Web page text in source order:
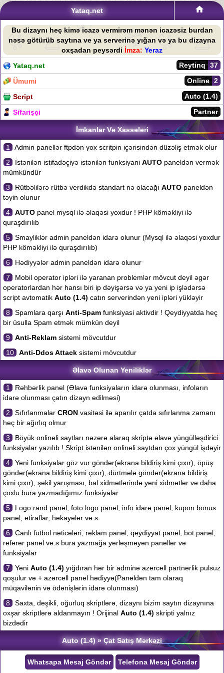
Yataq.net
Bu dizaynı heç kimə icazə vermirəm mənən icazəsiz burdan
nəsə götürüb saytına ve ya serverinə yığan və ya bu dizayna
oxşadan peysərdi İmza: Yeraz
Yataq.net
37
Reytinq
Ümumi
2
Online
Script
Auto (1.4)
Sifarişçi
Partner
İmkanlar Və Xassələri
1
Admin panellər ftpdən yox scritpin içərisindən düzəliş etmək olur
2
İstənilən istifadəçiyə istənilən funksiyani AUTO paneldən vermək
mümkündür
3
Rütbəlilərə rütbə verdikdə standart nə olacağı AUTO paneldən
təyin olunur
4
AUTO panel mysql ilə əlaqəsi yoxdur ! PHP köməkliyi ilə
quraşdırılıb
5
Smayliklər admin paneldən idarə olunur (Mysql ilə əlaqəsi yoxdur
PHP köməkliyi ilə quraşdırılıb)
6
Hədiyyələr admin paneldən idarə olunur
7
Mobil operator ipləri ilə yaranan problemlər mövcut deyil əgər
operatorlardan hər hansı biri ip dəyişərsə və ya yeni ip işlədərsə
script avtomatik Auto (1.4) catın serverindən yeni ipləri yükləyir
8
Spamlara qarşı Anti-Spam funksiyasi aktivdir ! Qeydiyyatda heç
bir üsulla Spam etmək mümkün deyil
9
Anti-Reklam sistemi mövcutdur
10
Anti-Ddos Attack sistemi mövcutdur
Əlavə Olunan Yeniliklər
1
Rəhbərlik panel (Əlavə funksiyaların idarə olunması, infoların
idarə olunması çatın dizayn edilməsi)
2
Sıfırlanmalar CRON vasitəsi ilə aparılır çatda sıfırlanma zamanı
heç bir ağırlıq olmur
3
Böyük onlineli saytları nəzərə alaraq skriptə əlavə yüngülləşdirici
funksiyalar yazılıb ! Skript istənilən onlineli saytdan çox yüngül işdəyir
4
Yeni funksiyalar göz vur göndər(ekrana bildiriş kimi çıxır), öpüş
göndər(ekrana bildiriş kimi çıxır), dürtmələ göndər(ekrana bildiriş
kimi çıxır), şəkil yarışması, bal xidmətlərində yeni xidmətlər və daha
çoxlu bura yazmadığımız funksiyalar
5
Logo rand panel, foto logo panel, info idarə panel, kupon bonus
panel, etiraflar, hekayələr və.s
6
Canlı futbol nəticələri, reklam panel, qeydiyyat panel, bot panel,
referer panel ve.s bura yazmağa yerləşməyən panellər və
funksiyalar
7
Yeni Auto (1.4) yığdıran hər bir adminə azercell partnerlik pulsuz
qoşulur və + azərcell panel hədiyyə(Paneldən tam olaraq
müqavilənin və ödənişlərin idarə olunması)
8
Saxta, deşikli, oğurluq skriptlərə, dizaynı bizim saytın dizaynına
oxşar skriptlərə aldanmayın ! Orijinal Auto (1.4) skripti yalnız
bizdədir
Auto (1.4) » Çat Satış Mərkəzi
Whatsapa Mesaj Göndər Telefona Mesaj Göndər